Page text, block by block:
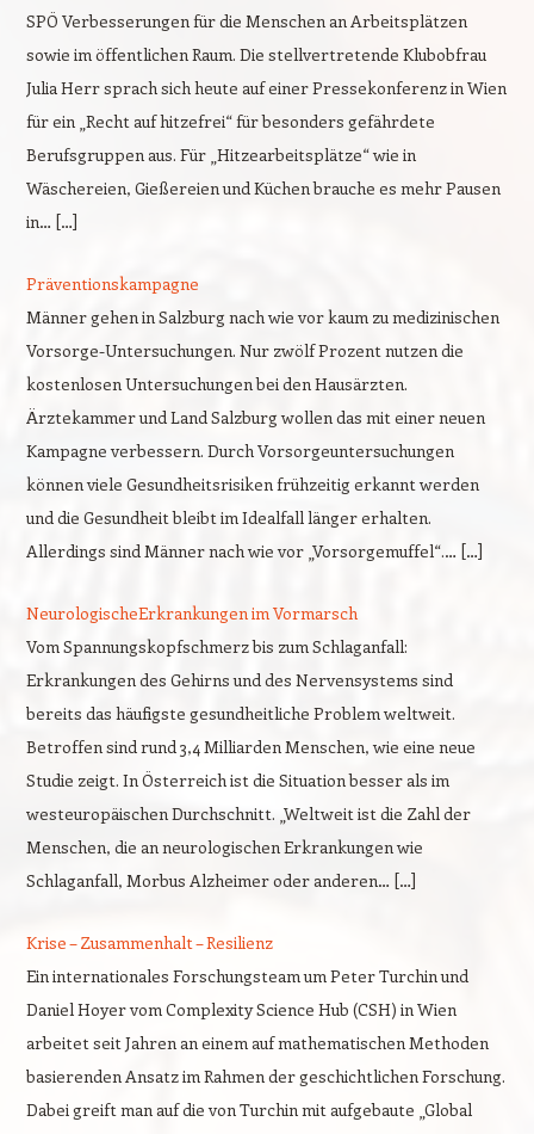
SPÖ Verbesserungen für die Menschen an Arbeitsplätzen
sowie im öffentlichen Raum. Die stellvertretende Klubobfrau
Julia Herr sprach sich heute auf einer Pressekonferenz in Wien
für ein „Recht auf hitzefrei“ für besonders gefährdete
Berufsgruppen aus. Für „Hitzearbeitsplätze“ wie in
Wäschereien, Gießereien und Küchen brauche es mehr Pausen
in… […]
Präventionskampagne
Männer gehen in Salzburg nach wie vor kaum zu medizinischen
Vorsorge-Untersuchungen. Nur zwölf Prozent nutzen die
kostenlosen Untersuchungen bei den Hausärzten.
Ärztekammer und Land Salzburg wollen das mit einer neuen
Kampagne verbessern. Durch Vorsorgeuntersuchungen
können viele Gesundheitsrisiken frühzeitig erkannt werden
und die Gesundheit bleibt im Idealfall länger erhalten.
Allerdings sind Männer nach wie vor „Vorsorgemuffel“.… […]
NeurologischeErkrankungen im Vormarsch
Vom Spannungskopfschmerz bis zum Schlaganfall:
Erkrankungen des Gehirns und des Nervensystems sind
bereits das häufigste gesundheitliche Problem weltweit.
Betroffen sind rund 3,4 Milliarden Menschen, wie eine neue
Studie zeigt. In Österreich ist die Situation besser als im
westeuropäischen Durchschnitt. „Weltweit ist die Zahl der
Menschen, die an neurologischen Erkrankungen wie
Schlaganfall, Morbus Alzheimer oder anderen… […]
Krise – Zusammenhalt – Resilienz
Ein internationales Forschungsteam um Peter Turchin und
Daniel Hoyer vom Complexity Science Hub (CSH) in Wien
arbeitet seit Jahren an einem auf mathematischen Methoden
basierenden Ansatz im Rahmen der geschichtlichen Forschung.
Dabei greift man auf die von Turchin mit aufgebaute „Global